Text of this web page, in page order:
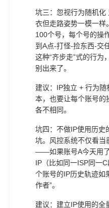
坑三：忽视行为随机化
衣但走路姿势一模一样
100个号，每个号的操
到A点-打怪-捡东西-交
这种“齐步走”式的行为
别出来了。
建议：IP独立 + 行为随
本，也要让每个账号的
各不相同。
坑四：不做IP使用历史
坑。风控系统不仅看当
——如果账号A今天用
IP（比如同一ISP同一
个账号的IP历史轨迹如
作者”。
建议：建立IP使用的全